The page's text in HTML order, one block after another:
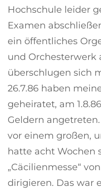
Hochschule leider
Examen
ein öffentliches
und Orchesterwerk
überschlugen sich
26.7.86 haben
geheiratet, am
Geldern
vor einem großen,
hatte acht Wochen
„Cäcilienmesse“
dirigieren. Das war